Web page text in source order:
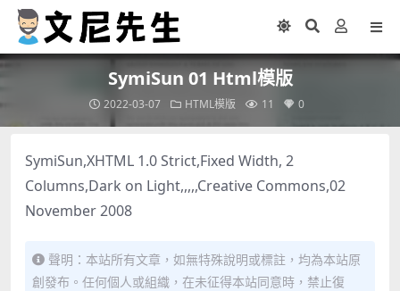
SymiSun 01 Html模版
2022-03-07 HTML模版 11 0
SymiSun,XHTML 1.0 Strict,Fixed Width, 2
Columns,Dark on Light,,,,,Creative Commons,02
November 2008
聲明：本站所有文章，如無特殊說明或標註，均為本站原
創發布。任何個人或組織，在未征得本站同意時，禁止復